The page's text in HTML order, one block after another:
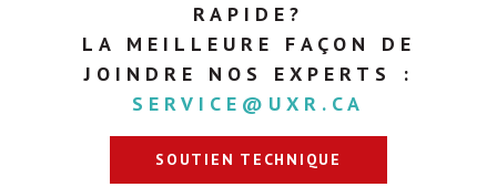
RAPIDE?
LA MEILLEURE FAÇON DE
JOINDRE NOS EXPERTS :
SERVICE@UXR.CA
SOUTIEN TECHNIQUE